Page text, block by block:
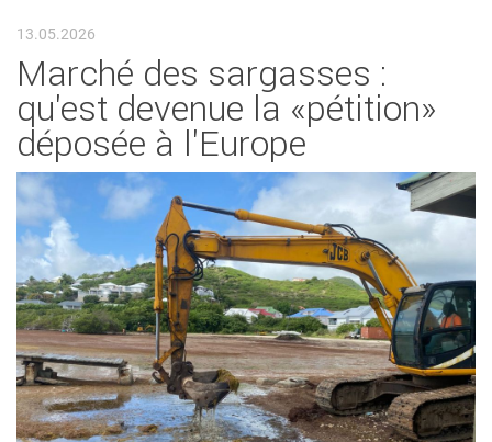
13.05.2026
Marché des sargasses :
qu'est devenue la «pétition»
déposée à l'Europe